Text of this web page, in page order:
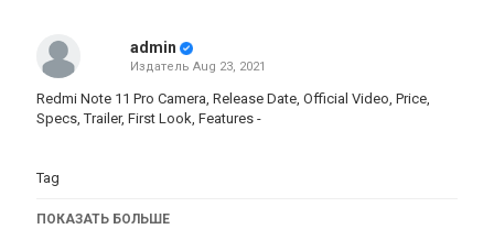
admin
Издатель Aug 23, 2021
Redmi Note 11 Pro Camera, Release Date, Official Video, Price,
Specs, Trailer, First Look, Features -
Tag
Категория
ПОКАЗАТЬ БОЛЬШЕ